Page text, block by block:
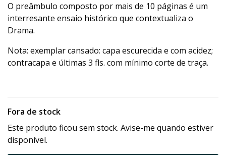
O preâmbulo composto por mais de 10 páginas é um
interresante ensaio histórico que contextualiza o
Drama.
Nota: exemplar cansado: capa escurecida e com acidez;
contracapa e últimas 3 fls. com mínimo corte de traça.
Fora de stock
Este produto ficou sem stock. Avise-me quando estiver
disponível.